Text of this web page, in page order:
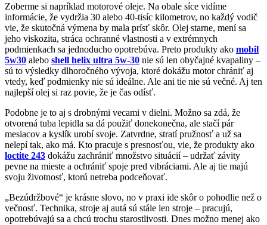
Zoberme si napríklad motorové oleje. Na obale síce vidíme
informácie, že vydržia 30 alebo 40-tisíc kilometrov, no každý vodič
vie, že skutočná výmena by mala prísť skôr. Olej starne, mení sa
jeho viskozita, stráca ochranné vlastnosti a v extrémnych
podmienkach sa jednoducho opotrebúva. Preto produkty ako mobil
5w30 alebo shell helix ultra 5w-30 nie sú len obyčajné kvapaliny –
sú to výsledky dlhoročného vývoja, ktoré dokážu motor chrániť aj
vtedy, keď podmienky nie sú ideálne. Ale ani tie nie sú večné. Aj ten
najlepší olej si raz povie, že je čas odísť.
Podobne je to aj s drobnými vecami v dielni. Možno sa zdá, že
otvorená tuba lepidla sa dá použiť donekonečna, ale stačí pár
mesiacov a kyslík urobí svoje. Zatvrdne, stratí pružnosť a už sa
nelepí tak, ako má. Kto pracuje s presnosťou, vie, že produkty ako
loctite 243 dokážu zachrániť množstvo situácií – udržať závity
pevne na mieste a ochrániť spoje pred vibráciami. Ale aj tie majú
svoju životnosť, ktorú netreba podceňovať.
„Bezúdržbové“ je krásne slovo, no v praxi ide skôr o pohodlie než o
večnosť. Technika, stroje aj autá sú stále len stroje – pracujú,
opotrebúvajú sa a chcú trochu starostlivosti. Dnes možno menej ako